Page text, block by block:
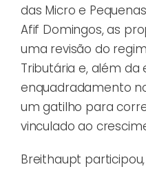
das Micro e
Afif Domingos, as
uma revisão do
Tributária e, além
enquadradamento
um gatilho para
vinculado ao
Breithaupt